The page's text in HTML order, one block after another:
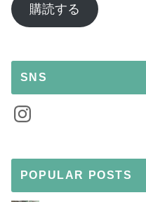
ア
ド
購読する
SNS
Instagram
POPULAR POSTS